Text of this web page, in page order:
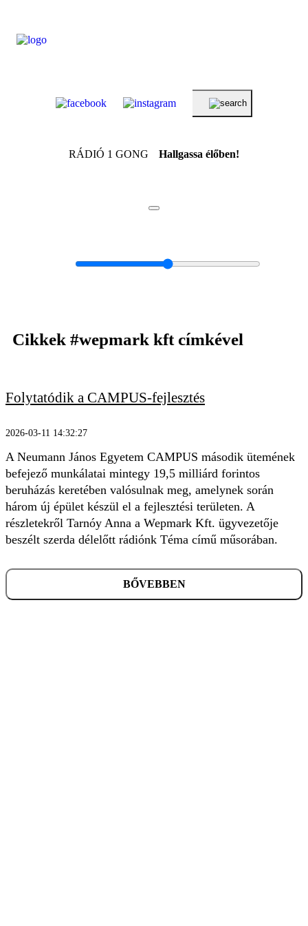
RÁDIÓ 1 GONG Hallgassa élőben!
Cikkek #wepmark kftcímkével
Folytatódik a CAMPUS-fejlesztés
2026-03-11 14:32:27
A Neumann János Egyetem CAMPUS második ütemének
befejező munkálatai mintegy 19,5 milliárd forintos
beruházás keretében valósulnak meg, amelynek során
három új épület készül el a fejlesztési területen. A
részletekről Tarnóy Anna a Wepmark Kft. ügyvezetője
beszélt szerda délelőtt rádiónk Téma című műsorában.
BŐVEBBEN